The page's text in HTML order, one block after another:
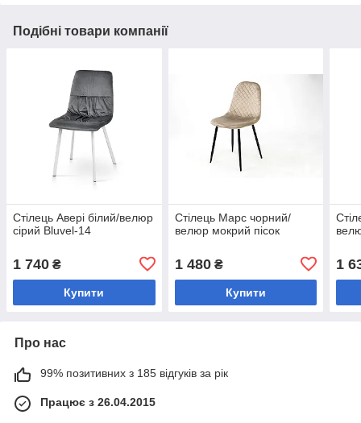
Подібні товари компанії
Стілець Авері білий/велюр
сірий Bluvel-14
1 740 ₴
Купити
Стілець Марс чорний/
велюр мокрий пісок
1 480₴
Купити
1
Про нас
99% позитивних з 185 відгуків за рік
Працює з 26.04.2015